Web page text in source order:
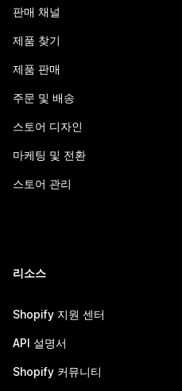
판매 채널
제품 찾기
제품 판매
주문 및 배송
스토어 디자인
마케팅 및 전환
스토어 관리
리소스
Shopify 지원 센터
API 설명서
Shopify 커뮤니티